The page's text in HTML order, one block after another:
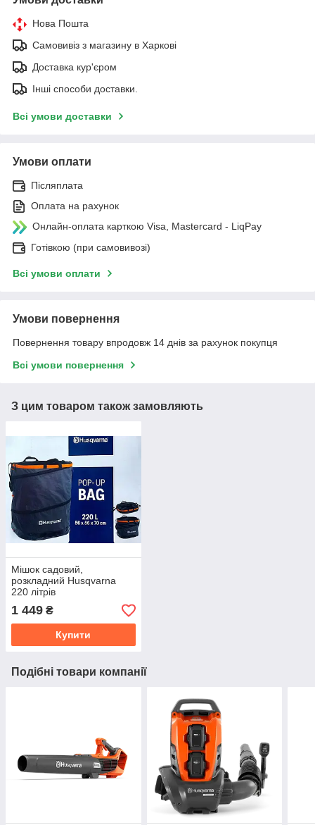
Нова Пошта
Самовивіз з магазину в Харкові
Доставка кур'єром
Інші способи доставки.
Всі умови доставки
Умови оплати
Післяплата
Оплата на рахунок
Онлайн-оплата карткою Visa, Mastercard - LiqPay
Готівкою (при самовивозі)
Всі умови оплати
Умови повернення
Повернення товару впродовж 14 днів за рахунок покупця
Всі умови повернення
З цим товаром також замовляють
Мішок садовий,
розкладний Husqvarna
220 літрів
1 449 ₴
Купити
Подібні товари компанії